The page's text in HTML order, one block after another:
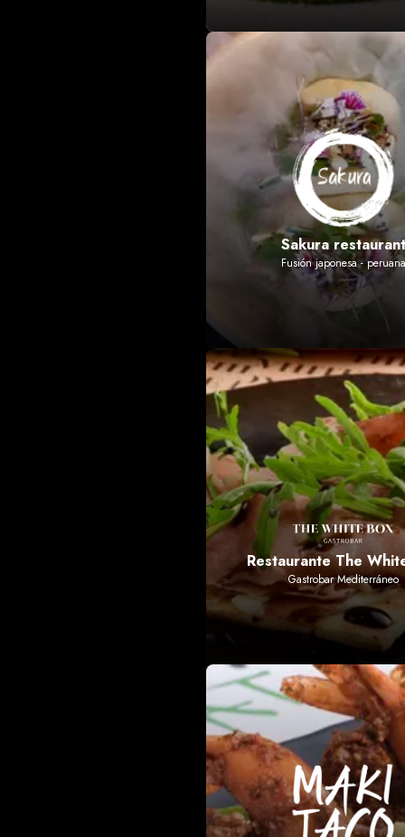
Sakura restaurant
Fusión japonesa - peruana
Restaurante The
Gastrobar Mediterráneo